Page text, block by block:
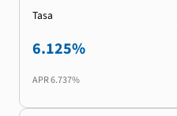
Tasa
6.125%
APR6.737%